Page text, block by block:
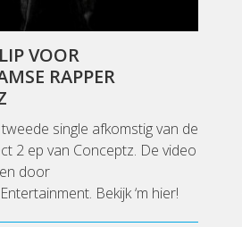
VOOR
RAPPER
single afkomstig van de
2 ep van Conceptz. De video
door
Bekijk ‘m hier!